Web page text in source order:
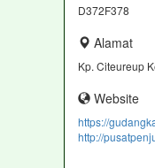
D372F378
Alamat
Kp. Citeureup
Website
https://
http://